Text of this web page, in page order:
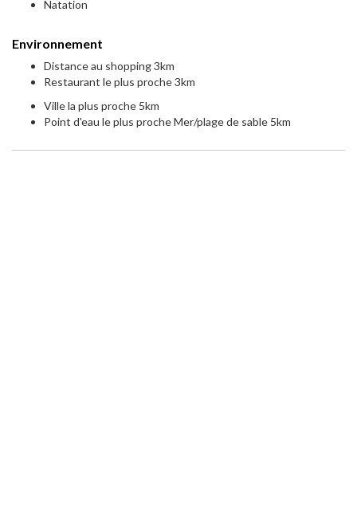
Natation
Environnement
Distance au shopping 3km
Restaurant le plus proche 3km
Ville la plus proche 5km
Point d'eau le plus proche Mer/plage de sable 5km